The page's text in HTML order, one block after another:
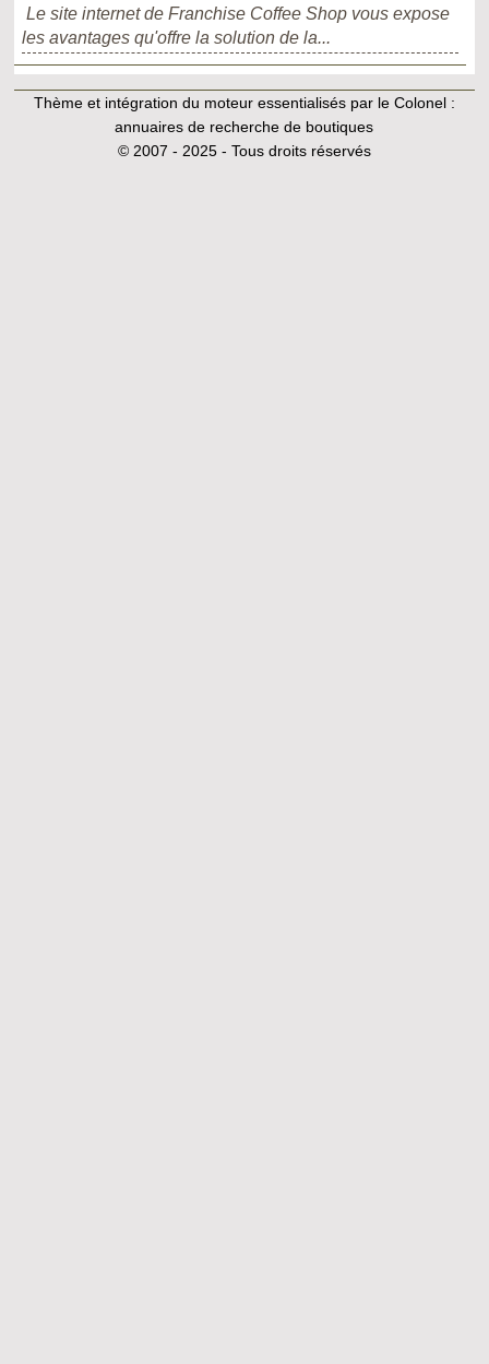
Le site internet de Franchise Coffee Shop vous expose
les avantages qu'offre la solution de la...
Thème et intégration du moteur essentialisés par le Colonel :
annuaires de recherche de boutiques
© 2007 - 2025 - Tous droits réservés